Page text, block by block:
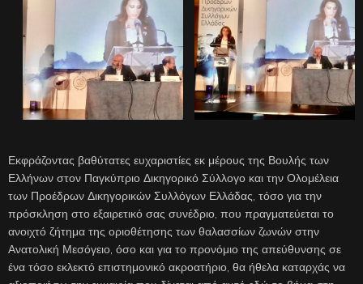
Εκφράζοντας βαθύτατες ευχαριστίες εκ μέρους της Βουλής των
Ελλήνων στον Παγκύπριο Δικηγορικό Σύλλογο και την Ολομέλεια
των Προέδρων Δικηγορικών Συλλόγων Ελλάδας, τόσο για την
πρόσκληση στο εξαιρετικό σας συνέδριο, που πραγματεύεται το
ανοιχτό ζήτημα της οριοθέτησης των θαλασσίων ζωνών στην
Ανατολική Μεσόγειο, όσο και για το προνόμιο της απεύθυνσης σε
ένα τόσο εκλεκτό επιστημονικό ακροατήριο, θα ήθελα καταρχάς να